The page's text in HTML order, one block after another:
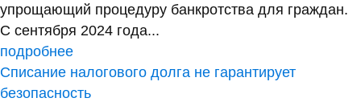
упрощающий процедуру банкротства для граждан.
С сентября 2024 года...
подробнее
Списание налогового долга не гарантирует
безопасность